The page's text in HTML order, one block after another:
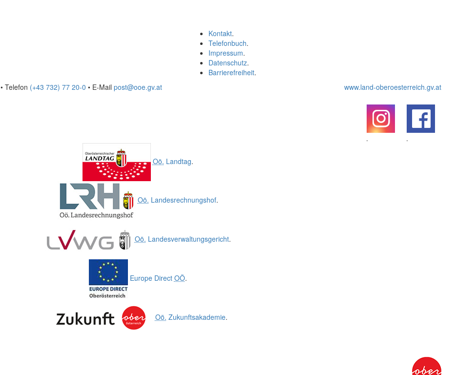
Kontakt.
Telefonbuch.
Impressum.
Datenschutz.
Barrierefreiheit.
• Telefon (+43 732) 77 20-0 • E-Mail post@ooe.gv.at www.land-oberoesterreich.gv.at
.
.
Oö. Landtag.
Oö. Landesrechnungshof.
Oö. Landesverwaltungsgericht.
Europe Direct OÖ.
Oö. Zukunftsakademie.